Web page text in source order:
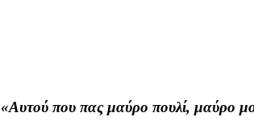
«Αυτού που πας μαύρο πουλί, μαύρο